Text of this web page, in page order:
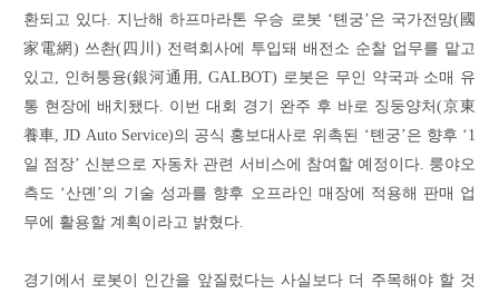
환되고 있다. 지난해 하프마라톤 우승 로봇 ‘톈궁’은 국가전망(國
家電網) 쓰촨(四川) 전력회사에 투입돼 배전소 순찰 업무를 맡고
있고, 인허퉁융(銀河通用, GALBOT) 로봇은 무인 약국과 소매 유
통 현장에 배치됐다. 이번 대회 경기 완주 후 바로 징둥양처(京東
養車, JD Auto Service)의 공식 홍보대사로 위촉된 ‘톈궁’은 향후 ‘1
일 점장’ 신분으로 자동차 관련 서비스에 참여할 예정이다. 룽야오
측도 ‘산뎬’의 기술 성과를 향후 오프라인 매장에 적용해 판매 업
무에 활용할 계획이라고 밝혔다.
경기에서 로봇이 인간을 앞질렀다는 사실보다 더 주목해야 할 것